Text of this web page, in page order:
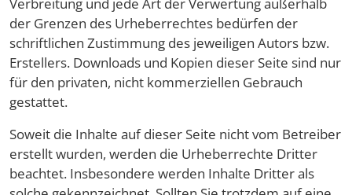
Verbreitung und jede Art der Verwertung außerhalb
der Grenzen des Urheberrechtes bedürfen der
schriftlichen Zustimmung des jeweiligen Autors bzw.
Erstellers. Downloads und Kopien dieser Seite sind nur
für den privaten, nicht kommerziellen Gebrauch
gestattet.
Soweit die Inhalte auf dieser Seite nicht vom Betreiber
erstellt wurden, werden die Urheberrechte Dritter
beachtet. Insbesondere werden Inhalte Dritter als